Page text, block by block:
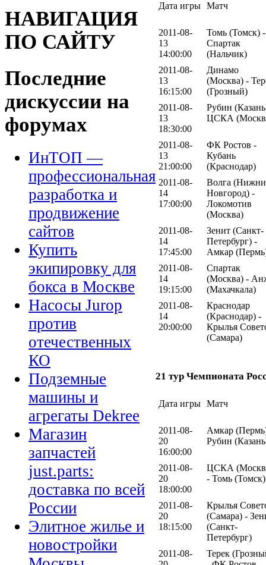
НАВИГАЦИЯ
ПО САЙТУ
Последние
дискуссии на
форумах
ИнТОП —
профессиональная
разработка и
продвижение
сайтов
Купить
экипировку для
бокса в Москве
Насосы Jurop
против
отечественных
КО
Подземные
машины и
агрегаты Dekree
Магазин
запчастей
just.parts:
доставка по всей
России
Элитное жилье и
новостройки
Дата игры Матч
2011-08-
13
14:00:00
Томь (Томск) -
Спартак
(Нальчик)
2011-08-
13
16:15:00
Динамо
(Москва) -
(Грозный)
2011-08-
13
18:30:00
Рубин
ЦСКА
2011-08-
13
21:00:00
ФК Ростов -
Кубань
(Краснодар)
2011-08-
14
17:00:00
Волга
Новгород) -
Локомотив
(Москва)
2011-08-
14
17:45:00
Зенит (Санкт-
Петербург) -
Амкар
2011-08-
14
19:15:00
Спартак
(Москва) -
(Махачкала)
2011-08-
14
20:00:00
Краснодар
(Краснодар) -
Крылья
(Самара)
21 тур Чемпионата
Дата игры Матч
2011-08-
20
16:00:00
Амкар
Рубин
2011-08-
20
18:00:00
ЦСКА
- Томь (Томск)
2011-08-
20
18:15:00
Крылья
(Самара) -
(Санкт-
Петербург)
2011-08-
Терек